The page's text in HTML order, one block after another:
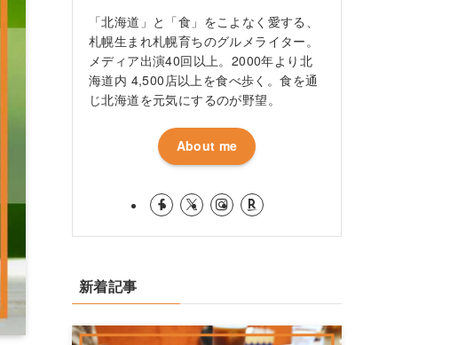
「北海道」と「食」をこよなく愛する、
札幌生まれ札幌育ちのグルメライター。
メディア出演40回以上。2000年より北
海道内 4,500店以上を食べ歩く。食を通
じ北海道を元気にするのが野望。
About me
新着記事